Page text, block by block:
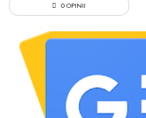
0 OPINII